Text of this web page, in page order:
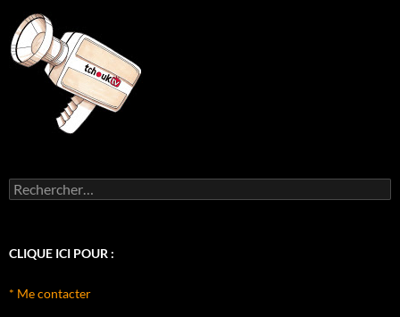
Rechercher :
CLIQUE ICI POUR :
* Me contacter